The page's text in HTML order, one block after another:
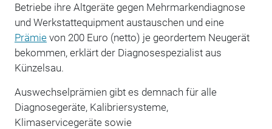
Betriebe ihre Altgeräte gegen Mehrmarkendiagnose
und Werkstattequipment austauschen und eine
Prämievon 200 Euro (netto) je geordertem Neugerät
bekommen, erklärt der Diagnosespezialist aus
Künzelsau.
Auswechselprämien gibt es demnach für alle
Diagnosegeräte, Kalibriersysteme,
Klimaservicegeräte sowie